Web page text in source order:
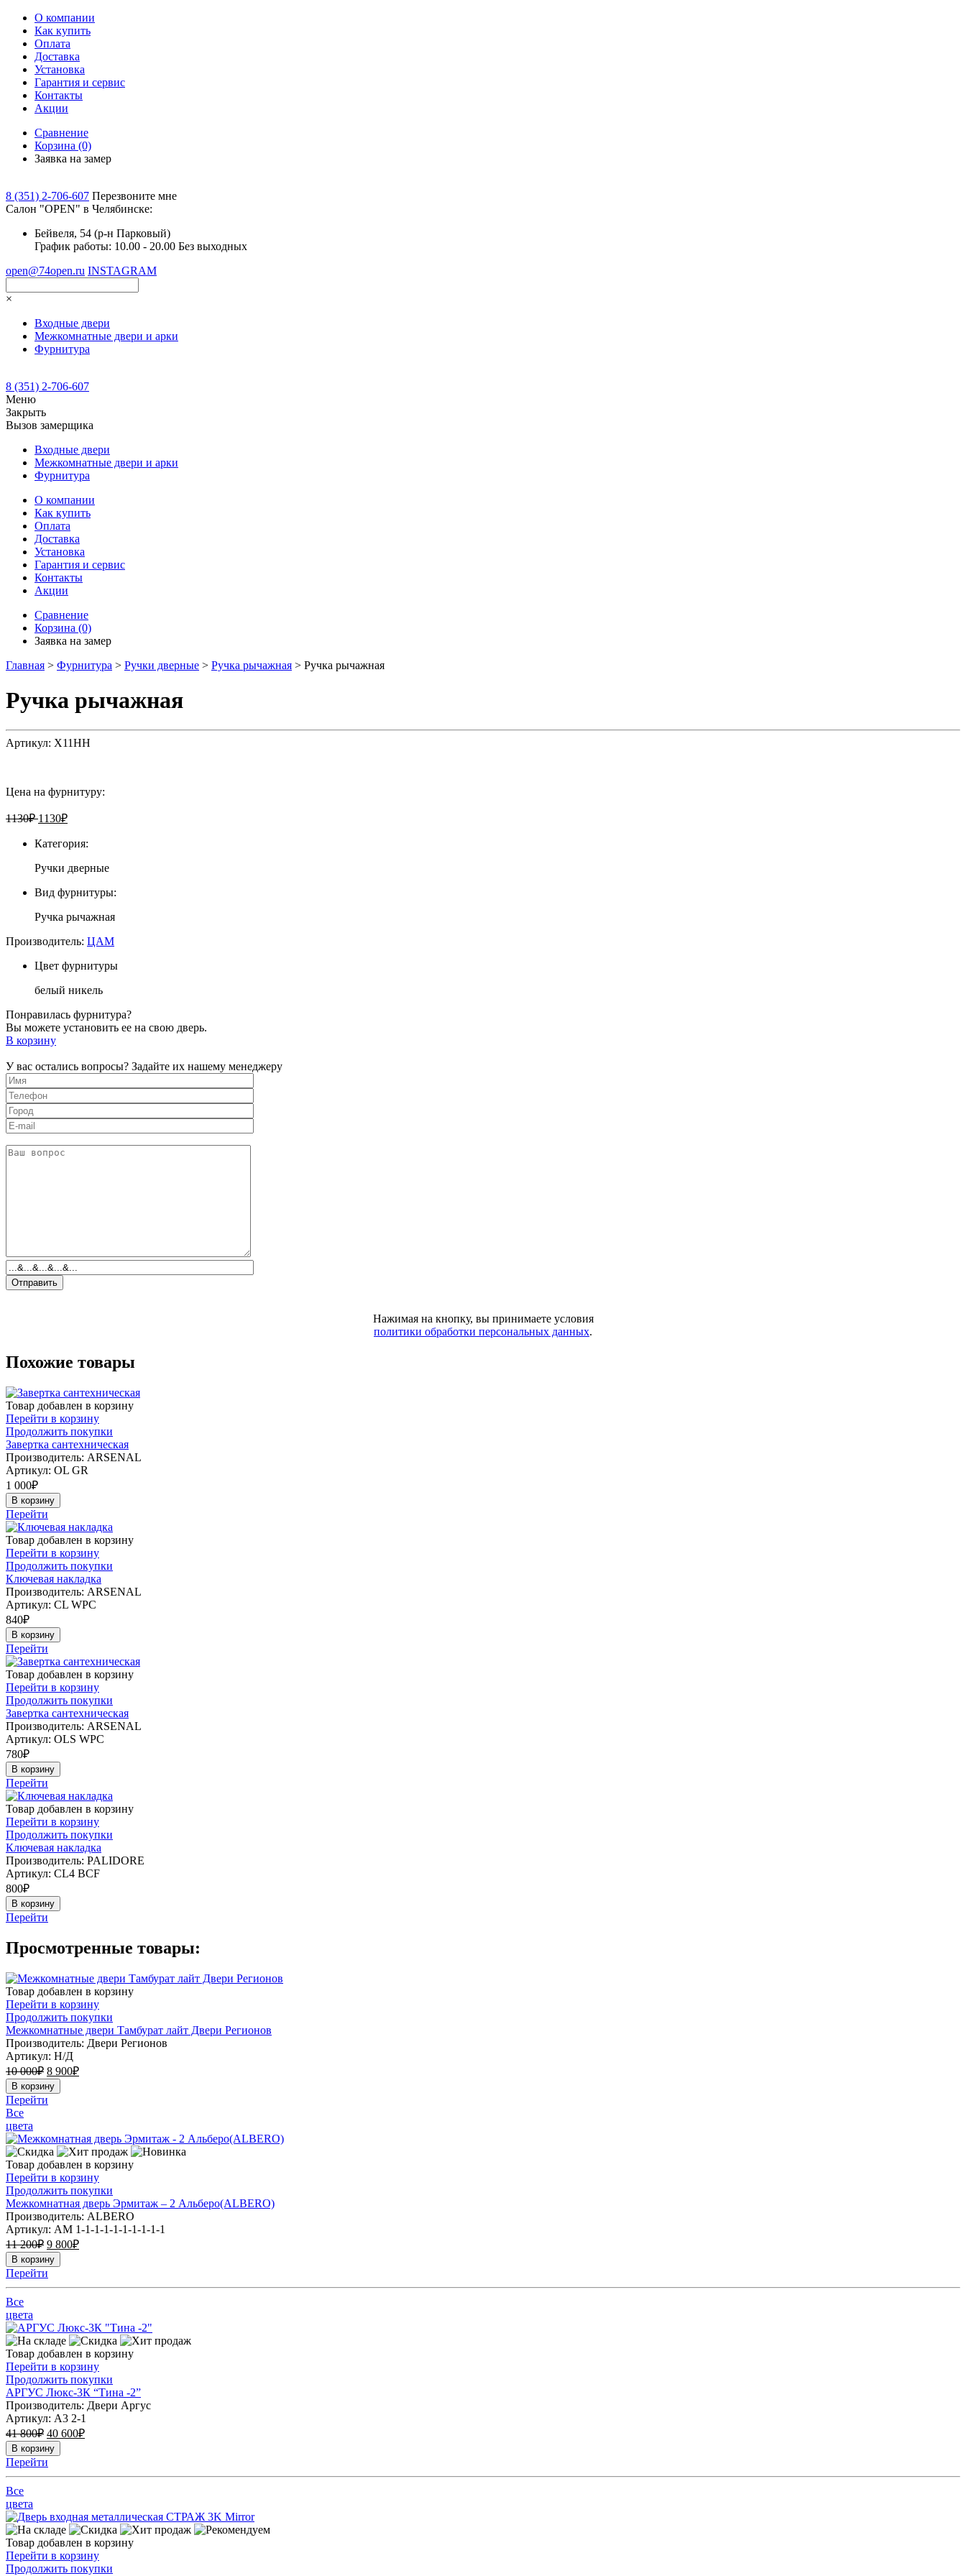
О компании
Как купить
Оплата
Доставка
Установка
Гарантия и сервис
Контакты
Акции
Сравнение
Корзина (0)
Заявка на замер
8 (351) 2-706-607 Перезвоните мне
Cалон "OPEN" в Челябинске:
Бейвеля, 54 (р-н Парковый)
График работы: 10.00 - 20.00 Без выходных
open@74open.ru INSTAGRAM
×
Входные двери
Межкомнатные двери и арки
Фурнитура
8 (351) 2-706-607
Меню
Закрыть
Вызов замерщика
Входные двери
Межкомнатные двери и арки
Фурнитура
О компании
Как купить
Оплата
Доставка
Установка
Гарантия и сервис
Контакты
Акции
Сравнение
Корзина (0)
Заявка на замер
Главная > Фурнитура > Ручки дверные > Ручка рычажная > Ручка рычажная
Ручка рычажная
Артикул: X11HH
Цена на фурнитуру:
1130₽ 1130₽
Категория:
Ручки дверные
Вид фурнитуры:
Ручка рычажная
Производитель: ЦАМ
Цвет фурнитуры
белый никель
Понравилась фурнитура?
Вы можете установить ее на свою дверь.
В корзину
У вас остались вопросы? Задайте их нашему менеджеру
Нажимая на кнопку, вы принимаете условия
политики обработки персональных данных.
Похожие товары
Товар добавлен в корзину
Перейти в корзину
Продолжить покупки
Завертка сантехническая
Производитель: ARSENAL
Артикул: OL GR
1 000₽
В корзину
Перейти
Товар добавлен в корзину
Перейти в корзину
Продолжить покупки
Ключевая накладка
Производитель: ARSENAL
Артикул: CL WPC
840₽
В корзину
Перейти
Товар добавлен в корзину
Перейти в корзину
Продолжить покупки
Завертка сантехническая
Производитель: ARSENAL
Артикул: OLS WPC
780₽
В корзину
Перейти
Товар добавлен в корзину
Перейти в корзину
Продолжить покупки
Ключевая накладка
Производитель: PALIDORE
Артикул: CL4 ВCF
800₽
В корзину
Перейти
Просмотренные товары:
Товар добавлен в корзину
Перейти в корзину
Продолжить покупки
Межкомнатные двери Тамбурат лайт Двери Регионов
Производитель: Двери Регионов
Артикул: Н/Д
10 000₽ 8 900₽
В корзину
Перейти
Все
цвета
Товар добавлен в корзину
Перейти в корзину
Продолжить покупки
Межкомнатная дверь Эрмитаж – 2 Альберо(ALBERO)
Производитель: ALBERO
Артикул: АМ 1-1-1-1-1-1-1-1-1-1
11 200₽ 9 800₽
В корзину
Перейти
Все
цвета
Товар добавлен в корзину
Перейти в корзину
Продолжить покупки
АРГУС Люкс-3К “Тина -2”
Производитель: Двери Аргус
Артикул: А3 2-1
41 800₽ 40 600₽
В корзину
Перейти
Все
цвета
Товар добавлен в корзину
Перейти в корзину
Продолжить покупки